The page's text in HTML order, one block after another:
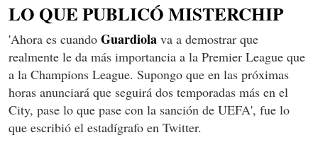
LO QUE PUBLICÓ MISTERCHIP
'Ahora es cuando Guardiola va a demostrar que
realmente le da más importancia a la Premier League que
a la Champions League. Supongo que en las próximas
horas anunciará que seguirá dos temporadas más en el
City, pase lo que pase con la sanción de UEFA', fue lo
que escribió el estadígrafo en Twitter.